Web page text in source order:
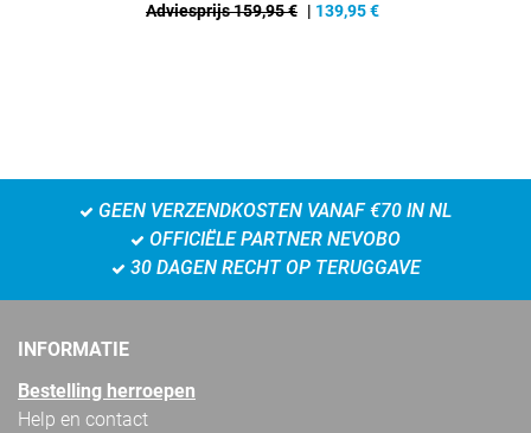
Adviesprijs 159,95 € | 139,95€
GEEN VERZENDKOSTEN VANAF €70 IN NL
OFFICIËLE PARTNER NEVOBO
30 DAGEN RECHT OP TERUGGAVE
INFORMATIE
Bestelling herroepen
Help en contact